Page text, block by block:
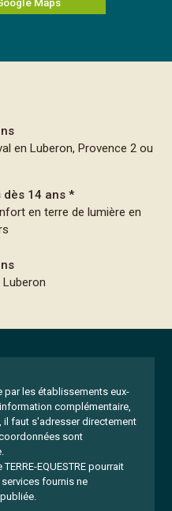
en Luberon, Provence 2 ou
dès 14 ans *
en terre de lumière en
par les établissements eux-
complémentaire,
il faut s'adresser directement
sont
EQUESTRE pourrait
fournis ne